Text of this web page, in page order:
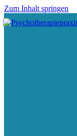
Zum Inhalt springen